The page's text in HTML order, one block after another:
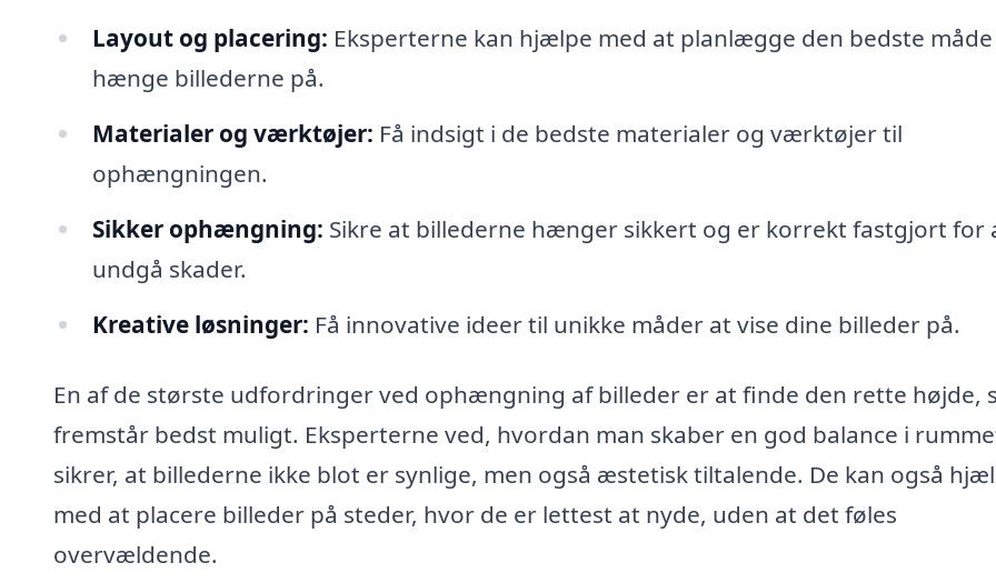
Layout og placering: Eksperterne kan hjælpe med at planlægge den bedste
hænge billederne på.
Materialer og værktøjer: Få indsigt i de bedste materialer og værktøjer til
ophængningen.
Sikker ophængning: Sikre at billederne hænger sikkert og er korrekt fastgjort for
undgå skader.
Kreative løsninger: Få innovative ideer til unikke måder at vise dine billeder på.
En af de største udfordringer ved ophængning af billeder er at finde den rette højde,
fremstår bedst muligt. Eksperterne ved, hvordan man skaber en god balance i
sikrer, at billederne ikke blot er synlige, men også æstetisk tiltalende. De kan også
med at placere billeder på steder, hvor de er lettest at nyde, uden at det føles
overvældende.